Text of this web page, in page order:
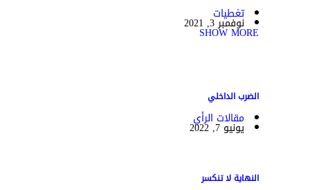
تغطيات
نوفمبر 3, 2021
SHOW MORE
الضرب الداخلي
مقالات الرأي
يونيو 7, 2022
النهاية لا تنكسر